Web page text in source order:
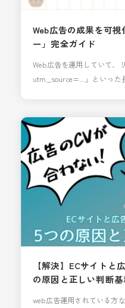
Web広告の成果を可
ー」完全ガイド
Web広告を運用していて、
utm_source=...」といった
らかにすることができます
ジ閲覧したのかを把握でき
者向けにパラメーターの必
【解決】ECサイトと
の原因と正しい判断基
web広告運用されている方